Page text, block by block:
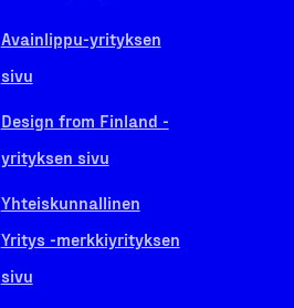
Avainlippu-yrityksen
sivu
Design from Finland -
yrityksen sivu
Yhteiskunnallinen
Yritys -merkkiyrityksen
sivu